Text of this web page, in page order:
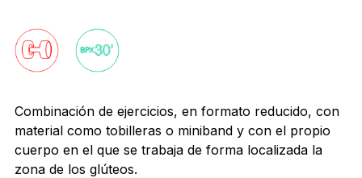
Combinación de ejercicios, en formato reducido, con
material como tobilleras o miniband y con el propio
cuerpo en el que se trabaja de forma localizada la
zona de los glúteos.